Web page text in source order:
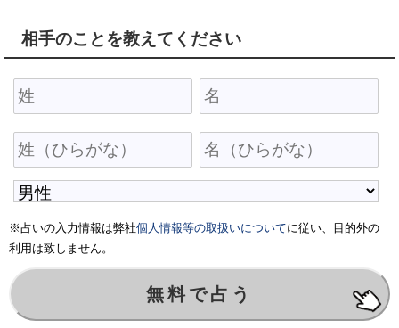
相手のことを教えてください
※占いの入力情報は弊社個人情報等の取扱いについてに従い、目的外の
利用は致しません。